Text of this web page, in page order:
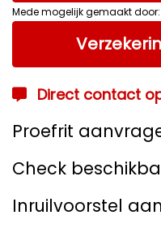
Mede mogelijk gemaakt door:
Direct contact
Proefrit
Check
Inruilvoorstel